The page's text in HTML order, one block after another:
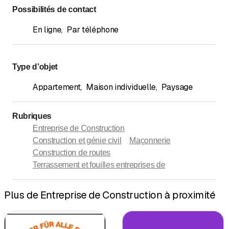
Possibilités de contact
En ligne, Par téléphone
Type d’objet
Appartement, Maison individuelle, Paysage
Rubriques
Entreprise de Construction
Construction et génie civil
Maçonnerie
Construction de routes
Terrassement et fouilles entreprises de
Plus de Entreprise de Construction à proximité